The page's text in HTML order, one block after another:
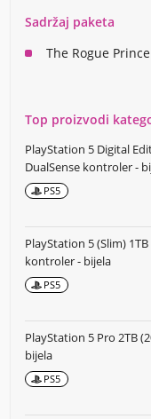
Sadržaj paketa
The Rogue
Top proizvodi
PlayStation 5 Digital
DualSense kontroler -
PS5
PlayStation 5 (Slim)
kontroler - bijela
PS5
PlayStation 5 Pro 2TB
bijela
PS5